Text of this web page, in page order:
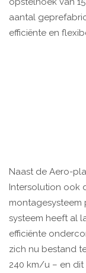
aantal
efficiënte en
Naast de Aero-
Intersolution ook
montagesysteem
systeem heeft al
efficiënte
zich nu bestand
240 km/u – en